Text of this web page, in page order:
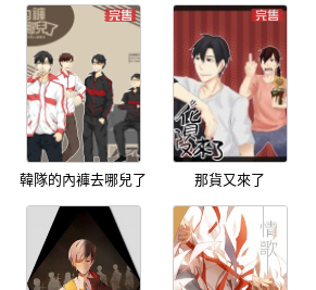
韓隊的內褲去哪兒了 那貨又來了